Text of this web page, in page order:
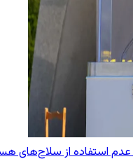
استفاده از سلاح‌های